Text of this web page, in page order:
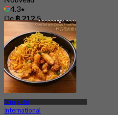
4.3
De฿ 212.5
Chiang Mai
International